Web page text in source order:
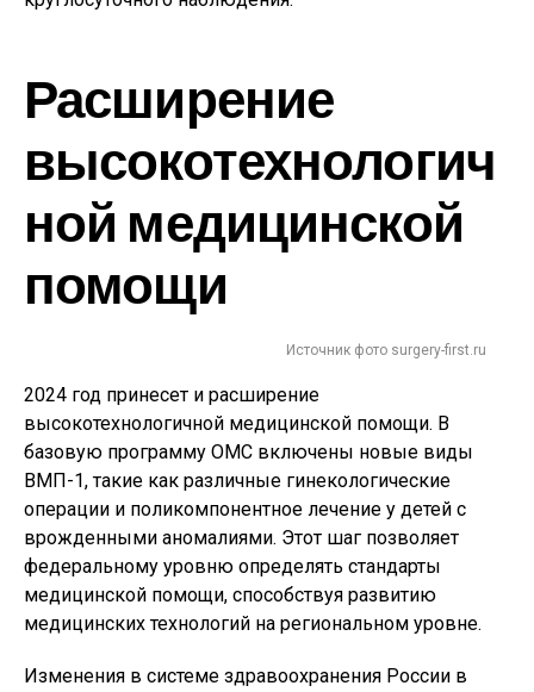
Расширение
высокотехнологич
ной медицинской
помощи
Источник фото surgery-first.ru
2024 год принесет и расширение
высокотехнологичной медицинской помощи. В
базовую программу ОМС включены новые виды
ВМП-1, такие как различные гинекологические
операции и поликомпонентное лечение у детей с
врожденными аномалиями. Этот шаг позволяет
федеральному уровню определять стандарты
медицинской помощи, способствуя развитию
медицинских технологий на региональном уровне.
Изменения в системе здравоохранения России в